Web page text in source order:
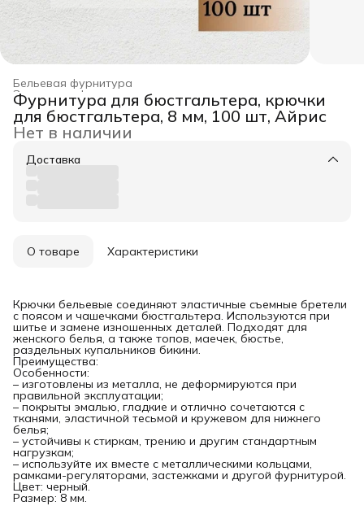
Бельевая фурнитура
Заготовка, фурнитура для рукоделия ›
Хобби и творчество ›
Главная ›
Фурнитура для бюстгальтера, крючки
для бюстгальтера, 8 мм, 100 шт, Айрис
Нет в наличии
Доставка
О товаре Характеристики
Крючки бельевые соединяют эластичные съемные бретели
с поясом и чашечками бюстгальтера. Используются при
шитье и замене изношенных деталей. Подходят для
женского белья, а также топов, маечек, бюстье,
раздельных купальников бикини.
Преимущества:
Особенности:
– изготовлены из металла, не деформируются при
правильной эксплуатации;
– покрыты эмалью, гладкие и отлично сочетаются с
тканями, эластичной тесьмой и кружевом для нижнего
белья;
– устойчивы к стиркам, трению и другим стандартным
нагрузкам;
– используйте их вместе с металлическими кольцами,
рамками-регуляторами, застежками и другой фурнитурой.
Цвет: черный.
Размер: 8 мм.